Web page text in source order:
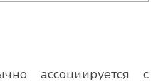
ассоциируется с